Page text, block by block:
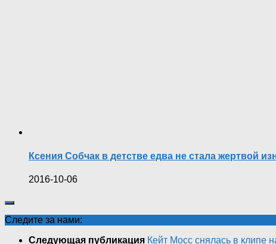
Ксения Собчак в детстве едва не стала жертвой
2016-10-06
Следите за нами:
Следующая публикация Кейт Мосс снялась в клипе